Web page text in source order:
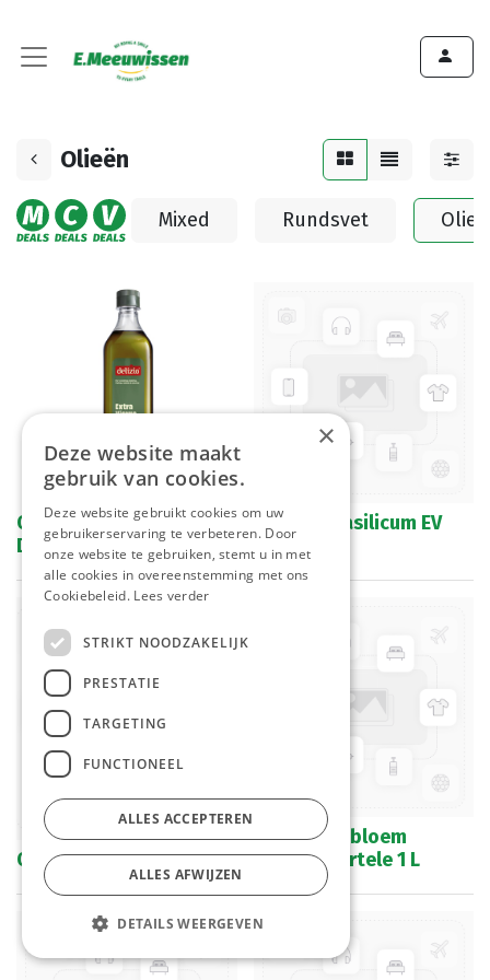
Olieën
Mixed Rundsvet
Olijfolie Extra Vierge
Delizio 1 L
Olijfolie Basilicum EV
250 ml
Olijfolie Look EV 250 ml
Olie Zonnebloem
Vandemoortele 1 L
×
Deze website maakt
gebruik van cookies.
Deze website gebruikt cookies om uw
gebruikerservaring te verbeteren. Door
onze website te gebruiken, stemt u in met
alle cookies in overeenstemming met ons
Cookiebeleid. Lees verder
STRIKT NOODZAKELIJK
PRESTATIE
TARGETING
FUNCTIONEEL
ALLES ACCEPTEREN
ALLES AFWIJZEN
DETAILS WEERGEVEN